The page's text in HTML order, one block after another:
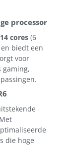
processor
14 cores (6
biedt een
voor
gaming,
die hoge